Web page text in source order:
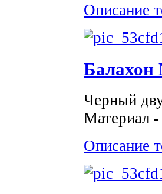
Описание
Балахон
Черный
Материал
Описание